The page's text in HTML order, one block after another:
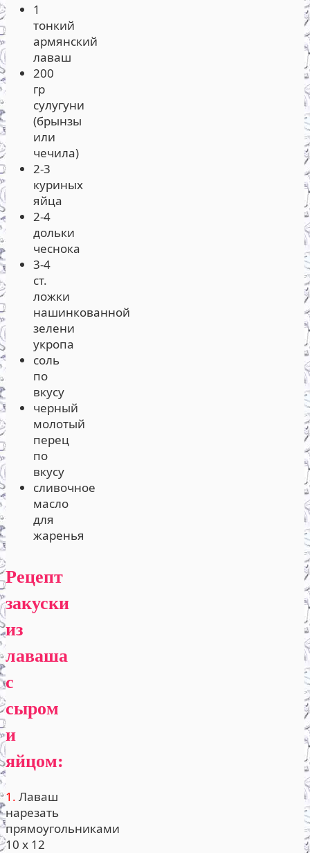
1
тонкий
армянский
лаваш
200
гр
сулугуни
(брынзы
или
чечила)
2-3
куриных
яйца
2-4
дольки
чеснока
3-4
ст.
ложки
нашинкованной
зелени
укропа
соль
по
вкусу
черный
молотый
перец
по
вкусу
сливочное
масло
для
жаренья
Рецепт
закуски
из
лаваша
с
сыром
и
яйцом:
1. Лаваш
нарезать
прямоугольниками
10 х 12